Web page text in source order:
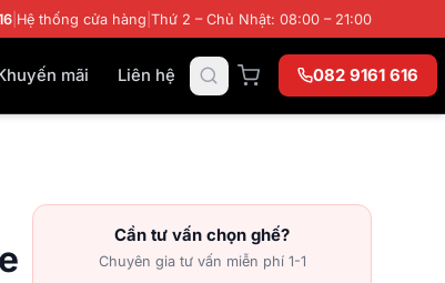
Hệ thống cửa hàng Thứ 2 – Chủ Nhật: 08:00 – 21:00
mãi Liên hệ 082 9161 616
Cần tư vấn chọn ghế?
Chuyên gia tư vấn miễn phí 1-1